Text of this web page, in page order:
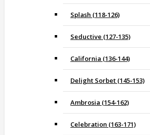
Splash (118-126)
Seductive (127-135)
California (136-144)
Delight Sorbet (145-153)
Ambrosia (154-162)
Celebration (163-171)